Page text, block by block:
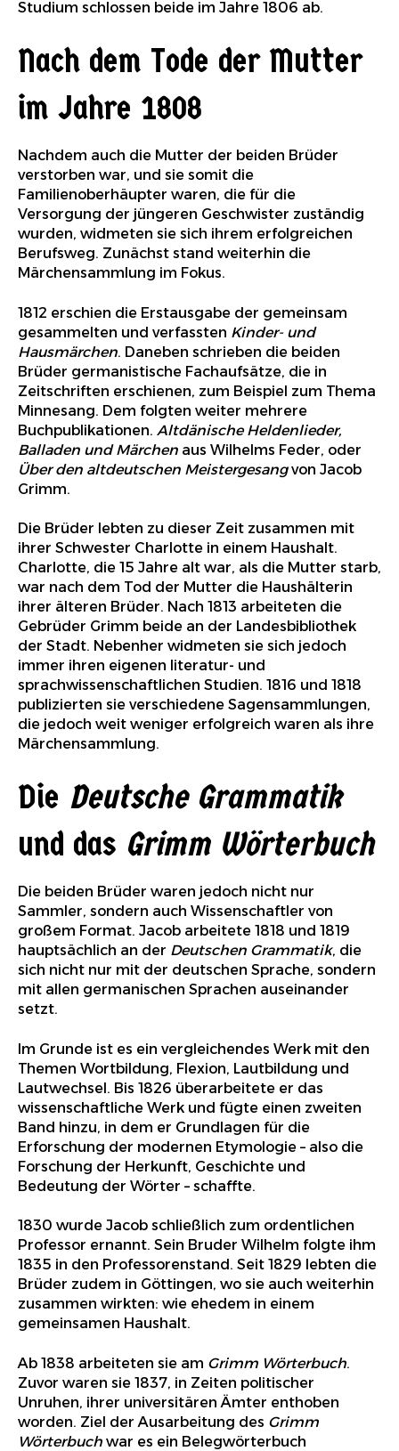
Studium schlossen beide im Jahre 1806 ab.
Nach dem Tode der Mutter
im Jahre 1808
Nachdem auch die Mutter der beiden Brüder
verstorben war, und sie somit die
Familienoberhäupter waren, die für die
Versorgung der jüngeren Geschwister zuständig
wurden, widmeten sie sich ihrem erfolgreichen
Berufsweg. Zunächst stand weiterhin die
Märchensammlung im Fokus.
1812 erschien die Erstausgabe der gemeinsam
gesammelten und verfassten Kinder- und
Hausmärchen. Daneben schrieben die beiden
Brüder germanistische Fachaufsätze, die in
Zeitschriften erschienen, zum Beispiel zum Thema
Minnesang. Dem folgten weiter mehrere
Buchpublikationen. Altdänische Heldenlieder,
Balladen und Märchen aus Wilhelms Feder, oder
Über den altdeutschen Meistergesangvon Jacob
Grimm.
Die Brüder lebten zu dieser Zeit zusammen mit
ihrer Schwester Charlotte in einem Haushalt.
Charlotte, die 15 Jahre alt war, als die Mutter starb,
war nach dem Tod der Mutter die Haushälterin
ihrer älteren Brüder. Nach 1813 arbeiteten die
Gebrüder Grimm beide an der Landesbibliothek
der Stadt. Nebenher widmeten sie sich jedoch
immer ihren eigenen literatur- und
sprachwissenschaftlichen Studien. 1816 und 1818
publizierten sie verschiedene Sagensammlungen,
die jedoch weit weniger erfolgreich waren als ihre
Märchensammlung.
Die Deutsche Grammatik
und das Grimm Wörterbuch
Die beiden Brüder waren jedoch nicht nur
Sammler, sondern auch Wissenschaftler von
großem Format. Jacob arbeitete 1818 und 1819
hauptsächlich an der Deutschen Grammatik, die
sich nicht nur mit der deutschen Sprache, sondern
mit allen germanischen Sprachen auseinander
setzt.
Im Grunde ist es ein vergleichendes Werk mit den
Themen Wortbildung, Flexion, Lautbildung und
Lautwechsel. Bis 1826 überarbeitete er das
wissenschaftliche Werk und fügte einen zweiten
Band hinzu, in dem er Grundlagen für die
Erforschung der modernen Etymologie – also die
Forschung der Herkunft, Geschichte und
Bedeutung der Wörter – schaffte.
1830 wurde Jacob schließlich zum ordentlichen
Professor ernannt. Sein Bruder Wilhelm folgte ihm
1835 in den Professorenstand. Seit 1829 lebten die
Brüder zudem in Göttingen, wo sie auch weiterhin
zusammen wirkten: wie ehedem in einem
gemeinsamen Haushalt.
Ab 1838 arbeiteten sie am Grimm Wörterbuch.
Zuvor waren sie 1837, in Zeiten politischer
Unruhen, ihrer universitären Ämter enthoben
worden. Ziel der Ausarbeitung des Grimm
Wörterbuch war es ein Belegwörterbuch